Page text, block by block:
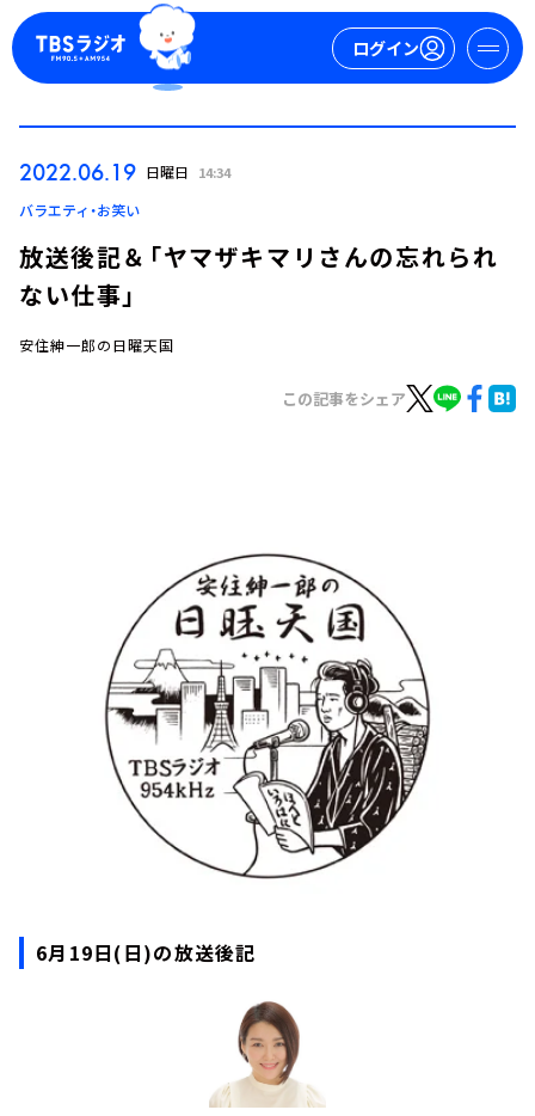
ログイン
ログイン
イベント・グッズ
YouTube
会社情報
2022.06.19 日曜日 14:34
バラエティ・お笑い
放送後記＆「ヤマザキマリさんの忘れられ
ない仕事」
安住紳一郎の日曜天国
この記事をシェア
6月19日(日)の放送後記